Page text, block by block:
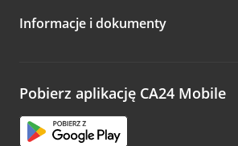
Zachęcamy do podzielenia się z nami
opinie.
Informacje i dokumenty
Pobierz aplikację CA24 Mobile